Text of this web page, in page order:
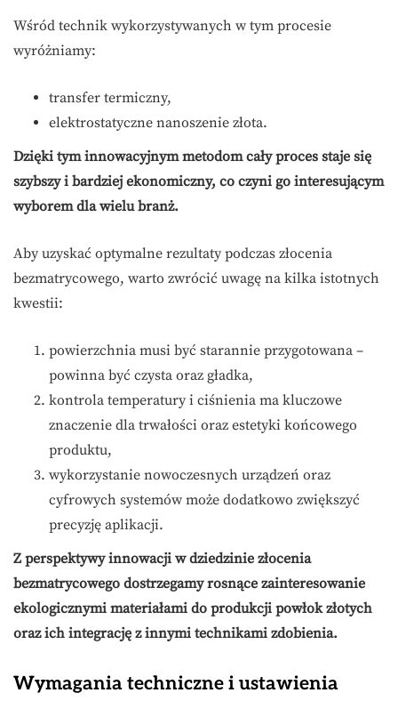
Wśród technik wykorzystywanych w tym procesie
wyróżniamy:
transfer termiczny,
elektrostatyczne nanoszenie złota.
Dzięki tym innowacyjnym metodom cały proces staje się
szybszy i bardziej ekonomiczny, co czyni go interesującym
wyborem dla wielu branż.
Aby uzyskać optymalne rezultaty podczas złocenia
bezmatrycowego, warto zwrócić uwagę na kilka istotnych
kwestii:
powierzchnia musi być starannie przygotowana –
powinna być czysta oraz gładka,
kontrola temperatury i ciśnienia ma kluczowe
znaczenie dla trwałości oraz estetyki końcowego
produktu,
wykorzystanie nowoczesnych urządzeń oraz
cyfrowych systemów może dodatkowo zwiększyć
precyzję aplikacji.
Z perspektywy innowacji w dziedzinie złocenia
bezmatrycowego dostrzegamy rosnące zainteresowanie
ekologicznymi materiałami do produkcji powłok złotych
oraz ich integrację z innymi technikami zdobienia.
Wymagania techniczne i ustawienia